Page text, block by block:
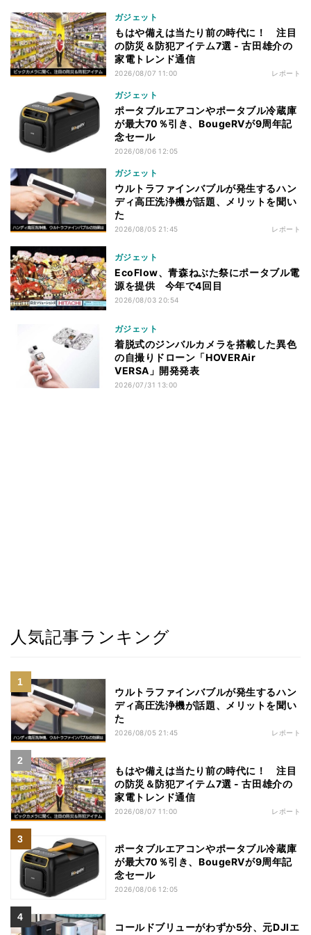
ガジェット
もはや備えは当たり前の時代に！ 注目
の防災＆防犯アイテム7選 - 古田雄介の
家電トレンド通信
2026/08/07 11:00 レポート
ガジェット
ポータブルエアコンやポータブル冷蔵庫
が最大70％引き、BougeRVが9周年記
念セール
2026/08/06 12:05
ガジェット
ウルトラファインバブルが発生するハン
ディ高圧洗浄機が話題、メリットを聞い
た
2026/08/05 21:45 レポート
ガジェット
EcoFlow、青森ねぶた祭にポータブル電
源を提供 今年で4回目
2026/08/03 20:54
ガジェット
着脱式のジンバルカメラを搭載した異色
の自撮りドローン「HOVERAir
VERSA」開発発表
2026/07/31 13:00
人気記事ランキング
ウルトラファインバブルが発生するハン
ディ高圧洗浄機が話題、メリットを聞い
た
2026/08/05 21:45 レポート
もはや備えは当たり前の時代に！ 注目
の防災＆防犯アイテム7選 - 古田雄介の
家電トレンド通信
2026/08/07 11:00 レポート
ポータブルエアコンやポータブル冷蔵庫
が最大70％引き、BougeRVが9周年記
念セール
2026/08/06 12:05
コールドブリューがわずか5分、元DJIエ